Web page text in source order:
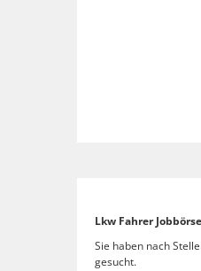
Lkw Fahrer
Sie haben nach
gesucht.